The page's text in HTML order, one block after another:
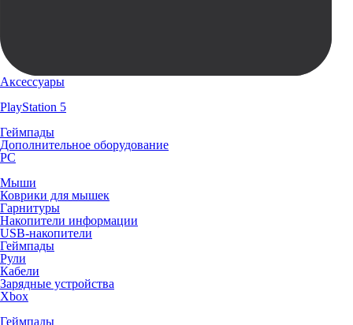
Аксессуары
PlayStation 5
Геймпады
Дополнительное оборудование
PC
Мыши
Коврики для мышек
Гарнитуры
Накопители информации
USB-накопители
Геймпады
Рули
Кабели
Зарядные устройства
Xbox
Геймпады